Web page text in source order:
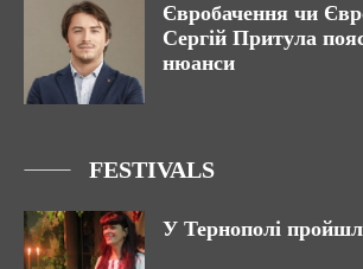
Євробачення чи
Сергій Притула
нюанси
FESTIVALS
У Тернополі